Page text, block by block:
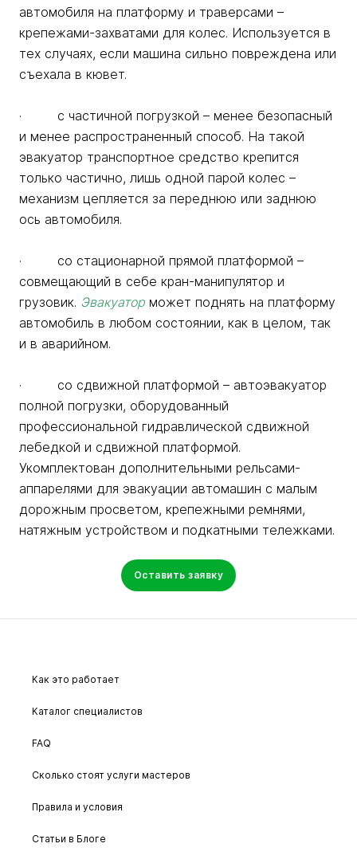
автомобиля на платформу и траверсами –
крепежами-захватами для колес. Используется в
тех случаях, если машина сильно повреждена или
съехала в кювет.
· с частичной погрузкой – менее безопасный
и менее распространенный способ. На такой
эвакуатор транспортное средство крепится
только частично, лишь одной парой колес –
механизм цепляется за переднюю или заднюю
ось автомобиля.
· со стационарной прямой платформой –
совмещающий в себе кран-манипулятор и
грузовик. Эвакуатор может поднять на платформу
автомобиль в любом состоянии, как в целом, так
и в аварийном.
· со сдвижной платформой – автоэвакуатор
полной погрузки, оборудованный
профессиональной гидравлической сдвижной
лебедкой и сдвижной платформой.
Укомплектован дополнительными рельсами-
аппарелями для эвакуации автомашин с малым
дорожным просветом, крепежными ремнями,
натяжным устройством и подкатными тележками.
Оставить заявку
Как это работает
Каталог специалистов
FAQ
Сколько стоят услуги мастеров
Правила и условия
Статьи в Блоге